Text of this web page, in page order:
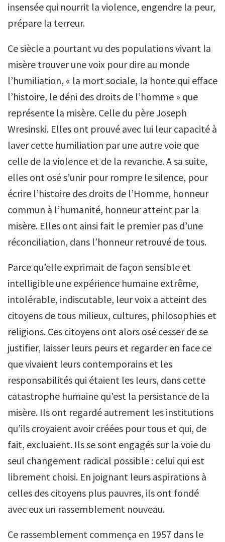
insensée qui nourrit la violence, engendre la peur,
prépare la terreur.
Ce siècle a pourtant vu des populations vivant la
misère trouver une voix pour dire au monde
l’humiliation, « la mort sociale, la honte qui efface
l’histoire, le déni des droits de l’homme » que
représente la misère. Celle du père Joseph
Wresinski. Elles ont prouvé avec lui leur capacité à
laver cette humiliation par une autre voie que
celle de la violence et de la revanche. A sa suite,
elles ont osé s’unir pour rompre le silence, pour
écrire l’histoire des droits de l’Homme, honneur
commun à l’humanité, honneur atteint par la
misère. Elles ont ainsi fait le premier pas d’une
réconciliation, dans l’honneur retrouvé de tous.
Parce qu’elle exprimait de façon sensible et
intelligible une expérience humaine extrême,
intolérable, indiscutable, leur voix a atteint des
citoyens de tous milieux, cultures, philosophies et
religions. Ces citoyens ont alors osé cesser de se
justifier, laisser leurs peurs et regarder en face ce
que vivaient leurs contemporains et les
responsabilités qui étaient les leurs, dans cette
catastrophe humaine qu’est la persistance de la
misère. Ils ont regardé autrement les institutions
qu’ils croyaient avoir créées pour tous et qui, de
fait, excluaient. Ils se sont engagés sur la voie du
seul changement radical possible : celui qui est
librement choisi. En joignant leurs aspirations à
celles des citoyens plus pauvres, ils ont fondé
avec eux un rassemblement nouveau.
Ce rassemblement commença en 1957 dans le